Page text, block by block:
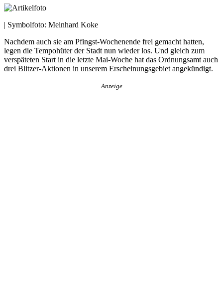
| Symbolfoto: Meinhard Koke
Nachdem auch sie am Pfingst-Wochenende frei gemacht hatten,
legen die Tempohüter der Stadt nun wieder los. Und gleich zum
verspäteten Start in die letzte Mai-Woche hat das Ordnungsamt auch
drei Blitzer-Aktionen in unserem Erscheinungsgebiet angekündigt.
Anzeige